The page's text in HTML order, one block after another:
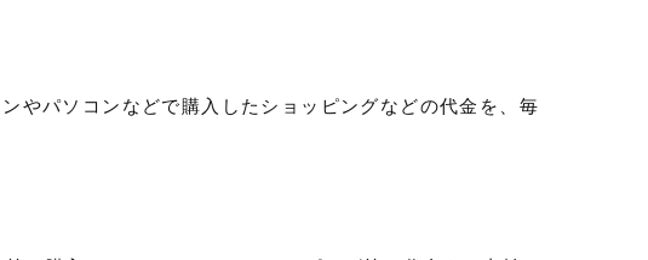
やパソコンなどで購入したショッピングなどの代金を、毎